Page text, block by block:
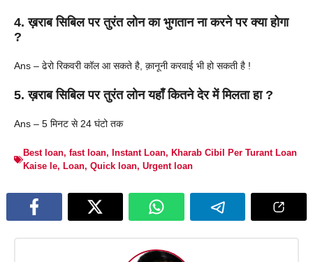
4. ख़राब सिबिल पर तुरंत लोन का भुगतान ना करने पर क्या होगा
?
Ans – ढेरो रिकवरी कॉल आ सकते है, क़ानूनी करवाई भी हो सकती है !
5. ख़राब सिबिल पर तुरंत लोन यहाँ कितने देर में मिलता हा ?
Ans – 5 मिनट से 24 घंटो तक
Best loan, fast loan, Instant Loan, Kharab Cibil Per Turant Loan
Kaise le, Loan, Quick loan, Urgent loan